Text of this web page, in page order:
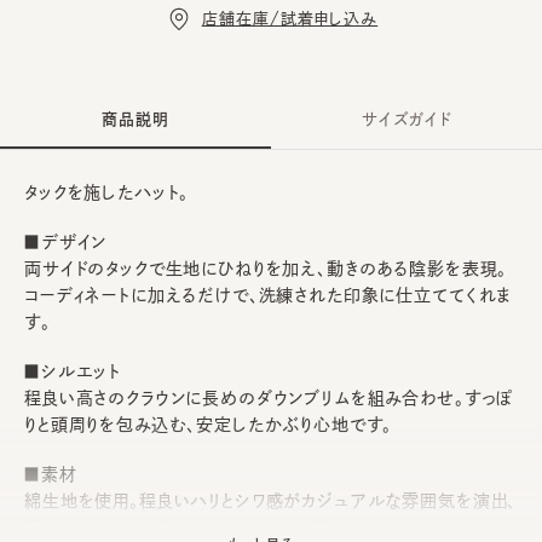
店舗在庫/試着申し込み
商品説明
タックを施したハット。
■デザイン
両サイドのタックで生地にひねりを加え、動きのある陰影を表現。
コーディネートに加えるだけで、洗練された印象に仕立ててくれま
す。
■シルエット
程良い高さのクラウンに長めのダウンブリムを組み合わせ。すっぽ
りと頭周りを包み込む、安定したかぶり心地です。
■素材
綿生地を使用。程良いハリとシワ感がカジュアルな雰囲気を演出、
サイズガイド